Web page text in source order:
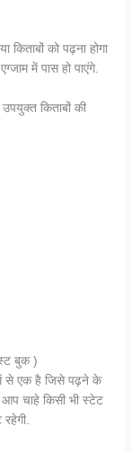
को पढ़ना होगा
में पास हो पाएंगे.
किताबों की
बुक )
में से एक है जिसे पढ़ने के
आप चाहे किसी भी स्टेट